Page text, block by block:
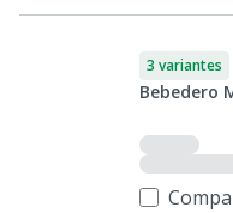
3 variantes
Bebedero